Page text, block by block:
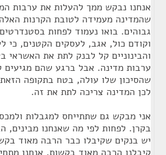
אנחנו נבקש ממך להעלות את ערבות
שהמדינה מעמידה לטובת הקרנות
גבוהים. בואו נעמוד לפחות
וקודם כול, אגב, לעסקים הקטנים, כי
ערבות מדינה. אבל ברגע שהם מגיעים
שהסיכון שלו עולה, בטח בתקופה
לכן המדינה צריכה לתת את זה.
אני מבקש גם שתתייחס למגבלות
בקרן. לפחות לפי מה שאנחנו מבינים,
יש בנקים שקיבלו כבר הרבה מאוד